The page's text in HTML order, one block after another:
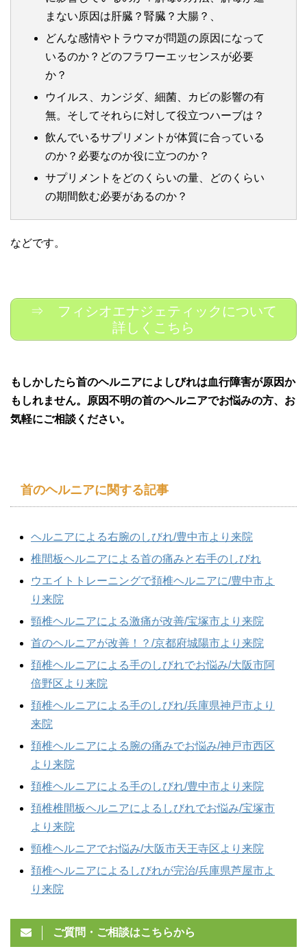
まない原因は肝臓？腎臓？大腸？、
どんな感情やトラウマが問題の原因になって
いるのか？どのフラワーエッセンスが必要
か？
ウイルス、カンジダ、細菌、カビの影響の有
無。そしてそれらに対して役立つハーブは？
飲んでいるサプリメントが体質に合っている
のか？必要なのか役に立つのか？
サプリメントをどのくらいの量、どのくらい
の期間飲む必要があるのか？
などです。
⇒ フィシオエナジェティックについて
詳しくこちら
もしかしたら首のヘルニアによしびれは血行障害が原因か
もしれません。原因不明の首のヘルニアでお悩みの方、お
気軽にご相談ください。
首のヘルニアに関する記事
ヘルニアによる右腕のしびれ/豊中市より来院
椎間板ヘルニアによる首の痛みと右手のしびれ
ウエイトトレーニングで頚椎ヘルニアに/豊中市よ
り来院
頸椎ヘルニアによる激痛が改善/宝塚市より来院
首のヘルニアが改善！？/京都府城陽市より来院
頚椎ヘルニアによる手のしびれでお悩み/大阪市阿
倍野区より来院
頚椎ヘルニアによる手のしびれ/兵庫県神戸市より
来院
頚椎ヘルニアによる腕の痛みでお悩み/神戸市西区
より来院
頚椎ヘルニアによる手のしびれ/豊中市より来院
頚椎椎間板ヘルニアによるしびれでお悩み/宝塚市
より来院
頸椎ヘルニアでお悩み/大阪市天王寺区より来院
頚椎ヘルニアによるしびれが完治/兵庫県芦屋市よ
り来院
ご質問・ご相談はこちらから